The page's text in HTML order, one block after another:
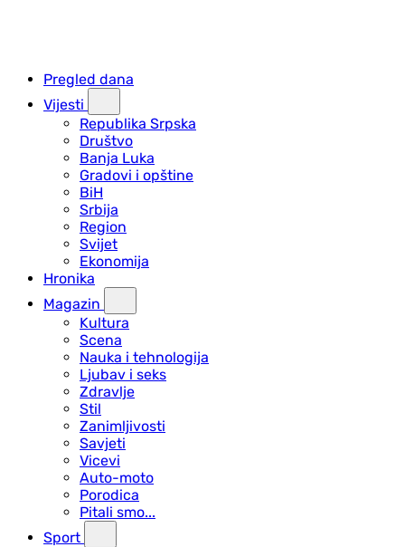
Pregled dana
Vijesti
Republika Srpska
Društvo
Banja Luka
Gradovi i opštine
BiH
Srbija
Region
Svijet
Ekonomija
Hronika
Magazin
Kultura
Scena
Nauka i tehnologija
Ljubav i seks
Zdravlje
Stil
Zanimljivosti
Savjeti
Vicevi
Auto-moto
Porodica
Pitali smo...
Sport